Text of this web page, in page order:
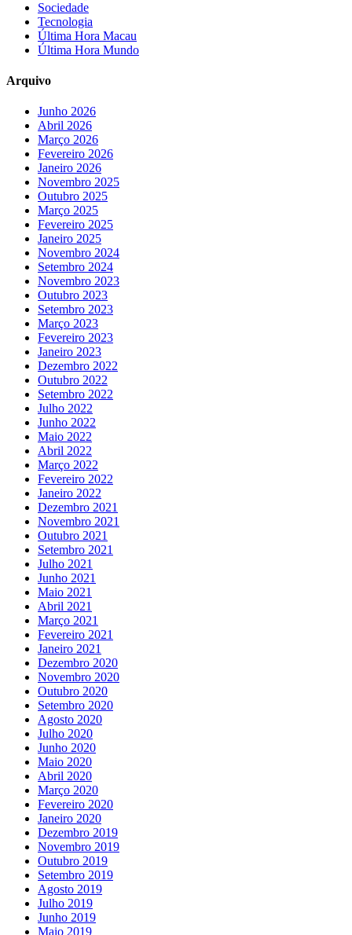
Sociedade
Tecnologia
Última Hora Macau
Última Hora Mundo
Arquivo
Junho 2026
Abril 2026
Março 2026
Fevereiro 2026
Janeiro 2026
Novembro 2025
Outubro 2025
Março 2025
Fevereiro 2025
Janeiro 2025
Novembro 2024
Setembro 2024
Novembro 2023
Outubro 2023
Setembro 2023
Março 2023
Fevereiro 2023
Janeiro 2023
Dezembro 2022
Outubro 2022
Setembro 2022
Julho 2022
Junho 2022
Maio 2022
Abril 2022
Março 2022
Fevereiro 2022
Janeiro 2022
Dezembro 2021
Novembro 2021
Outubro 2021
Setembro 2021
Julho 2021
Junho 2021
Maio 2021
Abril 2021
Março 2021
Fevereiro 2021
Janeiro 2021
Dezembro 2020
Novembro 2020
Outubro 2020
Setembro 2020
Agosto 2020
Julho 2020
Junho 2020
Maio 2020
Abril 2020
Março 2020
Fevereiro 2020
Janeiro 2020
Dezembro 2019
Novembro 2019
Outubro 2019
Setembro 2019
Agosto 2019
Julho 2019
Junho 2019
Maio 2019